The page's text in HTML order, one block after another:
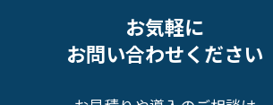
お気軽に
お問い合わせください